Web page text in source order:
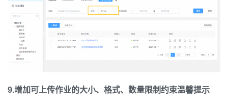
9.增加可上传作业的大小、格式、数量限制约束温馨提示